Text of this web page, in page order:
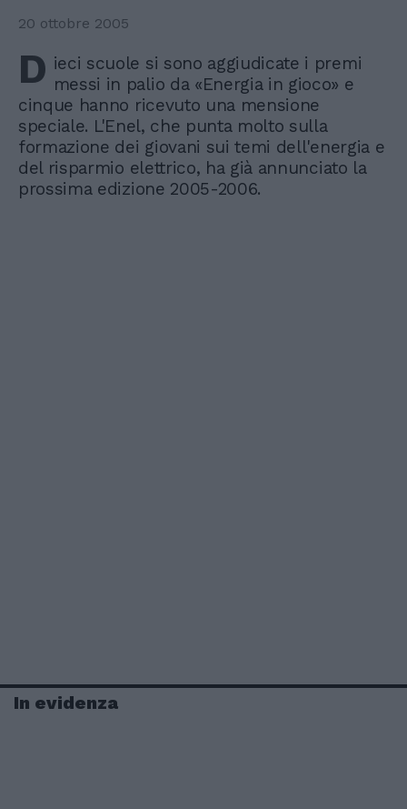
20 ottobre 2005
D ieci scuole si sono aggiudicate i premi
messi in palio da «Energia in gioco» e
cinque hanno ricevuto una mensione
speciale. L'Enel, che punta molto sulla
formazione dei giovani sui temi dell'energia e
del risparmio elettrico, ha già annunciato la
prossima edizione 2005-2006.
In evidenza